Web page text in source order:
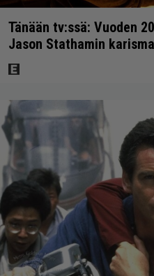
Tänään tv:ssä: Vuoden
Jason Stathamin